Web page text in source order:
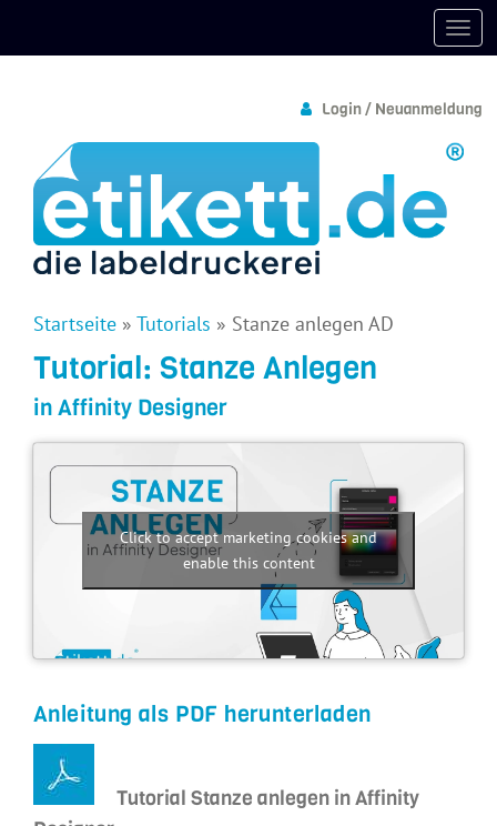
Login / Neuanmeldung
Startseite » Tutorials » Stanze anlegen AD
Tutorial: Stanze Anlegen
in Affinity Designer
Click to accept marketing cookies and
enable this content
Anleitung als PDF herunterladen
Tutorial Stanze anlegen in Affinity